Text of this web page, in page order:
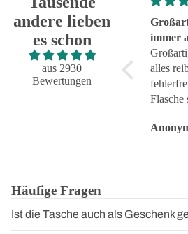
andere lieben
es schon
aus 2930
Bewertungen
Super!
Super!
immer
und
alles
Flasche
Häufige Fragen
Ist die Tasche auch als Geschenk